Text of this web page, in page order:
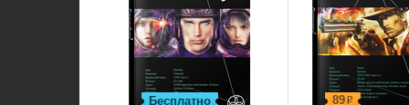
Бесплатно 89р